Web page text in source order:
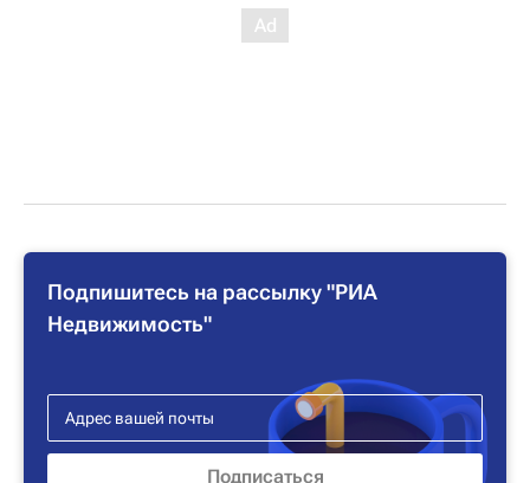
Подпишитесь на рассылку "РИА
Недвижимость"